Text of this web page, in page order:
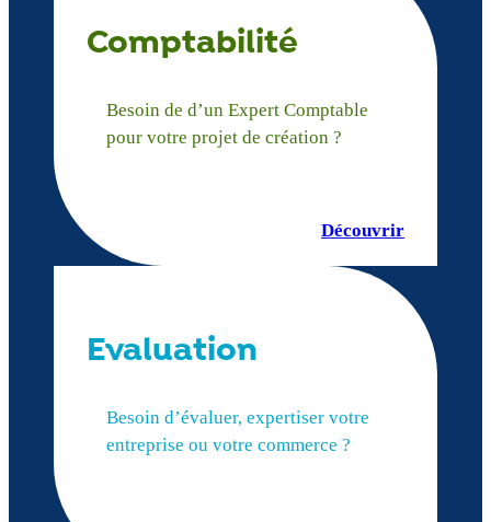
Comptabilité
Besoin de d’un Expert Comptable
pour votre projet de création ?
Découvrir
Evaluation
Besoin d’évaluer, expertiser votre
entreprise ou votre commerce ?